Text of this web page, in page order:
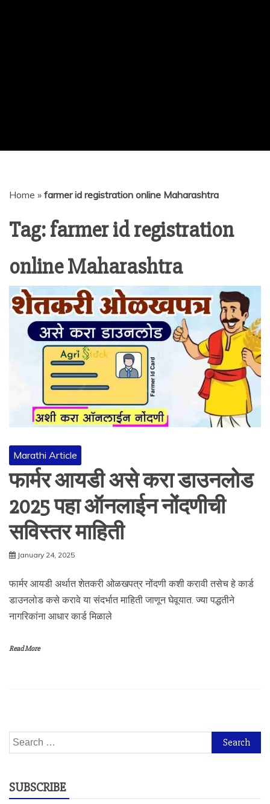
Home » farmer id registration online Maharashtra
Tag:farmer id registration
online Maharashtra
Marathi Article
फार्मर आयडी असे करा डाउनलोड
2025 पहा ऑनलाईन नोंदणीची
सविस्तर माहिती
January 24, 2025
फार्मर आयडी अर्थात शेतकरी ओळखपत्र नोंदणी कशी करावी तसेच हे कार्ड
डाउनलोड कसे करावे या संदर्भात माहिती जाणून घेवूयात. ज्या पद्धतीने
नागरिकांना आधार कार्ड मिळाले
Read More
Search
for:
SUBSCRIBE